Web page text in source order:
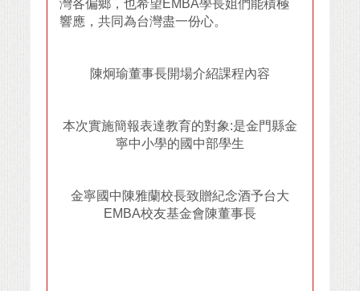
灣各偏鄉，也希望EMBA學長姐們能積極
響應，共同為台灣盡一份心。
陳炯瑜董事長開場介紹課程內容
本次實施簡報表達教育的對象:是金門縣金
寧中小學的國中部學生
金寧國中陳雅蘭校長致贈紀念酒予台大
EMBA校友基金會陳董事長